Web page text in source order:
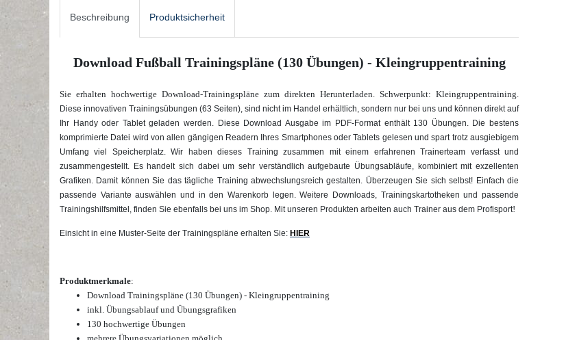
Beschreibung Produktsicherheit
Download Fußball Trainingspläne (130 Übungen) - Kleingruppentraining
Sie erhalten hochwertige Download-Trainingspläne zum direkten Herunterladen. Schwerpunkt: Kleingruppentraining.
Diese innovativen Trainingsübungen (63 Seiten), sind nicht im Handel erhältlich, sondern nur bei uns und können direkt auf
Ihr Handy oder Tablet geladen werden. Diese Download Ausgabe im PDF-Format enthält 130 Übungen. Die bestens
komprimierte Datei wird von allen gängigen Readern Ihres Smartphones oder Tablets gelesen und spart trotz ausgiebigem
Umfang viel Speicherplatz. Wir haben dieses Training zusammen mit einem erfahrenen Trainerteam verfasst und
zusammengestellt. Es handelt sich dabei um sehr verständlich aufgebaute Übungsabläufe, kombiniert mit exzellenten
Grafiken. Damit können Sie das tägliche Training abwechslungsreich gestalten. Überzeugen Sie sich selbst! Einfach die
passende Variante auswählen und in den Warenkorb legen. Weitere Downloads, Trainingskartotheken und passende
Trainingshilfsmittel, finden Sie ebenfalls bei uns im Shop. Mit unseren Produkten arbeiten auch Trainer aus dem Profisport!
Einsicht in eine Muster-Seite der Trainingspläne erhalten Sie: HIER
Produktmerkmale:
Download Trainingspläne (130 Übungen) - Kleingruppentraining
inkl. Übungsablauf und Übungsgrafiken
130 hochwertige Übungen